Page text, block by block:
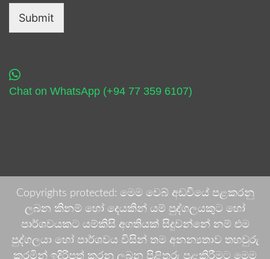
Submit
Chat on WhatsApp (+94 77 359 6107)
Copyrights protected: මෙම වෙබ් අඩවියේ පළකරනු
ලබන කිනම් හෝ දෙයකින් යම් පුද්ගලයකුට හෝ
පාර්ශවයකට යම්කිසි අගතියක් සිදුවන්නේ නම් එම
පුද්ගලයා හෝ පාර්ශවය විසින් තම අනන්‍යතාව තහවුරු
කරමින් ඉදිරිපත් කරනු ලබන පිළිතුරු පළකිරීමට මෙම